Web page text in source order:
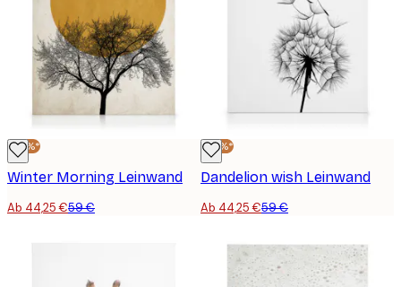
-25%*
Winter Morning Leinwand
Ab 44,25 €59 €
-25%*
Dandelion wish Leinwand
Ab 44,25 €59 €